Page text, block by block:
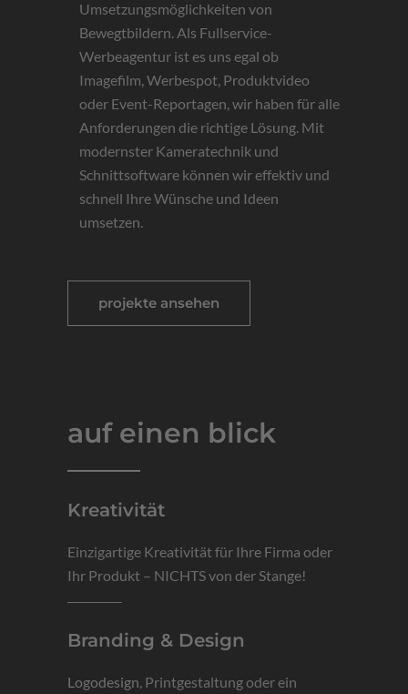
Umsetzungsmöglichkeiten von
Bewegtbildern. Als Fullservice-
Werbeagentur ist es uns egal ob
Imagefilm, Werbespot, Produktvideo
oder Event-Reportagen, wir haben für alle
Anforderungen die richtige Lösung. Mit
modernster Kameratechnik und
Schnittsoftware können wir effektiv und
schnell Ihre Wünsche und Ideen
umsetzen.
projekte ansehen
auf einen blick
Kreativität
Einzigartige Kreativität für Ihre Firma oder
Ihr Produkt – NICHTS von der Stange!
Branding & Design
Logodesign, Printgestaltung oder ein